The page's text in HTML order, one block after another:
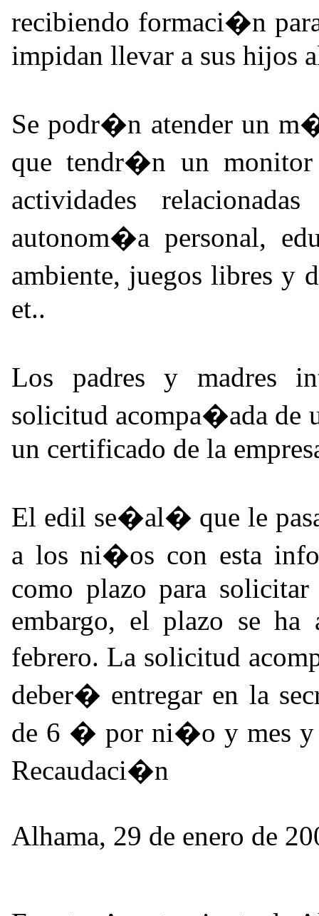
recibiendo formaci�n
impidan llevar a sus hijos
Se podr�n atender un
que tendr�n un monitor
actividades
autonom�a personal,
ambiente, juegos libres y
et..
Los padres y madres
solicitud acompa�ada de
un certificado de la
El edil se�al� que le
a los ni�os con esta
como plazo para
embargo, el plazo se ha
febrero. La solicitud
deber� entregar en la
de 6 � por ni�o y mes y
Recaudaci�n
Alhama, 29 de enero de